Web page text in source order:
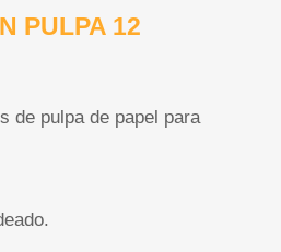
PULPA 12
de pulpa de papel para